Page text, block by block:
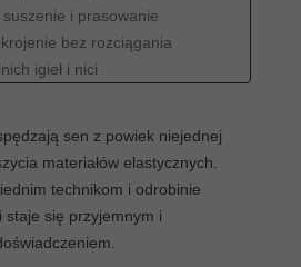
suszenie i prasowanie
bez rozciągania
igieł i nici
vs elastyczne – co wybrać?
ułatwiające szycie
z górnym transportem,
i noże rotacyjne
sen z powiek niejednej
materiałów elastycznych.
technikom i odrobinie
staje się przyjemnym i